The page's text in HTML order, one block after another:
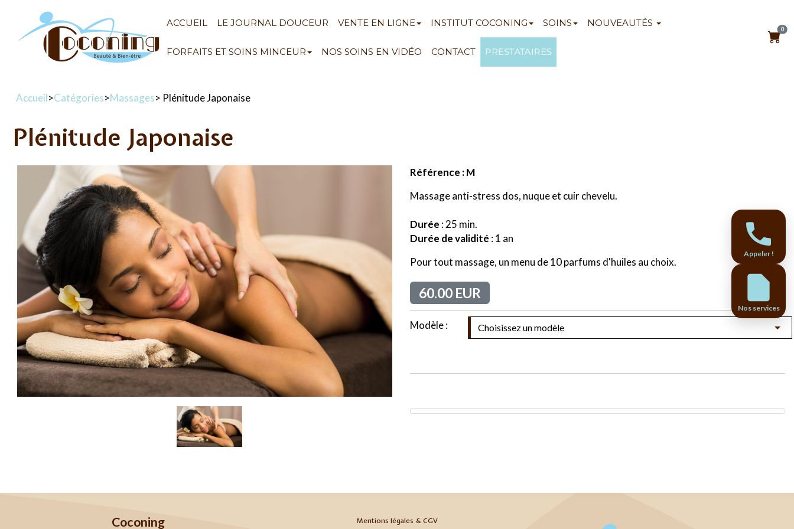
ACCUEIL LE JOURNAL DOUCEUR VENTE EN LIGNE INSTITUT COCONING SOINS NOUVEAUTÉS
FORFAITS ET SOINS MINCEUR NOS SOINS EN VIDÉO CONTACT PRESTATAIRES
0
Accueil>Catégories>Massages> Plénitude Japonaise
Plénitude Japonaise
Référence : M
Massage anti-stress dos, nuque et cuir chevelu.
Durée : 25 min.
Durée de validité : 1 an
Pour tout massage, un menu de 10 parfums d'huiles au choix.
60.00 EUR
Modèle :
Coconing Mentions légales & CGV
Appeler !
Nos services